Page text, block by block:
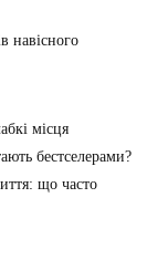
навісного
місця
бестселерами?
що часто